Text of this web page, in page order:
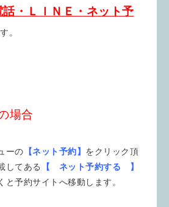
話・ＬＩＮＥ・ネット予
。
場合
ーの 【ネット予約】 をクリック頂
してある
【 ネット予約する 】
と予約サイトへ移動します。